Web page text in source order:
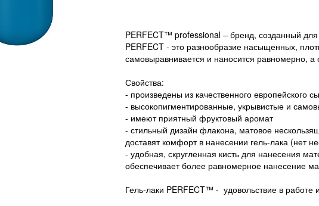
PERFECT™ professional – бренд, созданный
PERFECT - это разнообразие насыщенных,
самовыравнивается и наносится равномерно, а
Свойства:
- произведены из качественного европейского
- высокопигментированные, укрывистые и
- имеют приятный фруктовый аромат
- стильный дизайн флакона, матовое
доставят комфорт в нанесении гель-лака (нет
- удобная, скругленная кисть для нанесения
обеспечивает более равномерное нанесение
Гель-лаки PERFECT™ - удовольствие в работе